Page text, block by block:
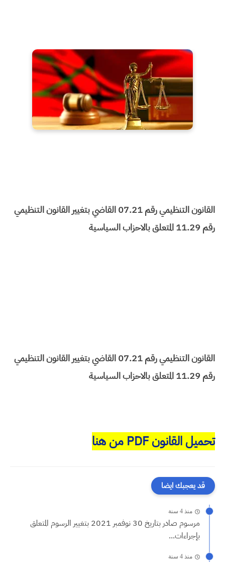
القانون التنظيمي رقم 07.21 القاضي بتغيير القانون التنظيمي
رقم 11.29 المتعلق بالاحزاب السياسية
القانون التنظيمي رقم 07.21 القاضي بتغيير القانون التنظيمي
رقم 11.29 المتعلق بالاحزاب السياسية
تحميل القانون PDF من هنا
قد يعجبك ايضا
منذ 4 سنة
مرسوم صادر بتاريخ 30 نوفمبر 2021 بتغيير الرسوم المتعلق
بإجراءات...
منذ 4 سنة